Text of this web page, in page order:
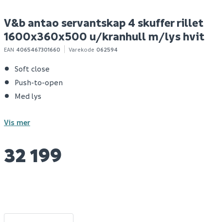
V&b antao servantskap 4 skuffer rillet
1600x360x500 u/kranhull m/lys hvit
EAN 4065467301660 Varekode 062594
Soft close
Push-to-open
Med lys
Vis mer
32 199